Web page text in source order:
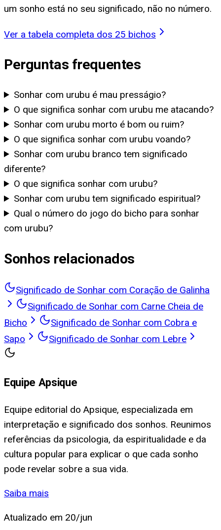
um sonho está no seu significado, não no número.
Ver a tabela completa dos 25 bichos
Perguntas frequentes
Sonhar com urubu é mau presságio?
O que significa sonhar com urubu me atacando?
Sonhar com urubu morto é bom ou ruim?
O que significa sonhar com urubu voando?
Sonhar com urubu branco tem significado
diferente?
O que significa sonhar com urubu?
Sonhar com urubu tem significado espiritual?
Qual o número do jogo do bicho para sonhar
com urubu?
Sonhos relacionados
Significado de Sonhar com Coração de Galinha
Significado de Sonhar com Carne Cheia de
Bicho
Significado de Sonhar com Cobra e
Sapo
Significado de Sonhar com Lebre
Equipe Apsique
Equipe editorial do Apsique, especializada em
interpretação e significado dos sonhos. Reunimos
referências da psicologia, da espiritualidade e da
cultura popular para explicar o que cada sonho
pode revelar sobre a sua vida.
Saiba mais
Atualizado em 20/jun